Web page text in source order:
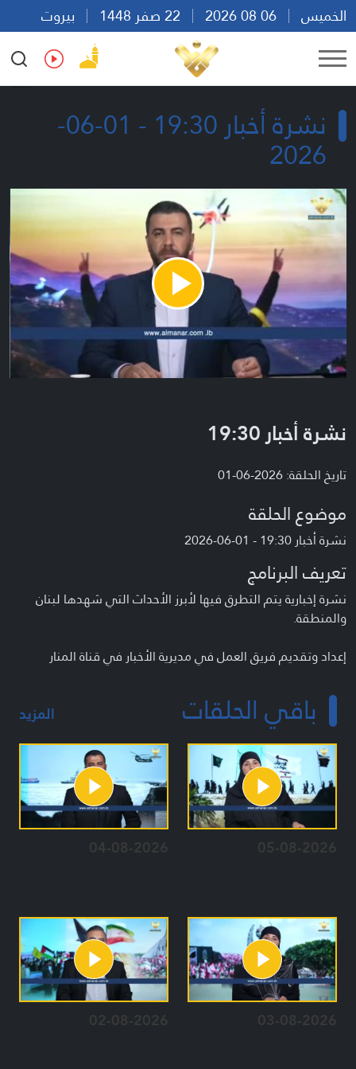
الخميس
بيروت
15:26
Ar En Fr Es
نشرة أخبار 19:30 - 01-06-
2026
Play
Video
نشرة أخبار 19:30
تاريخ الحلقة: 2026-06-01
موضوع الحلقة
نشرة أخبار 19:30 - 01-06-2026
تعريف البرنامج
نشرة إخبارية يتم التطرق فيها لأبرز الأحداث التي شهدها لبنان
والمنطقة.
إعداد وتقديم فريق العمل في مديرية الأخبار في قناة المنار
باقي الحلقات المزيد
05-08-2026
04-08-2026
03-08-2026
02-08-2026